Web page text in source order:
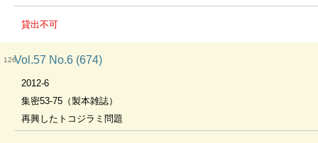
貸出不可
126Vol.57 No.6 (674)
2012-6
集密53-75（製本雑誌）
再興したトコジラミ問題